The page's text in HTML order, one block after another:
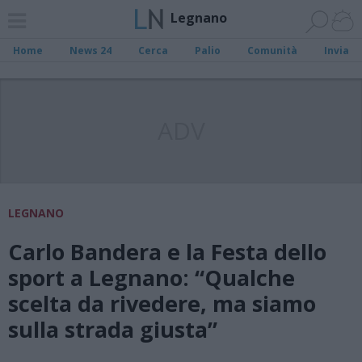
Legnano
Home News 24 Cerca Palio Comunità Invia
LEGNANO
Carlo Bandera e la Festa dello
sport a Legnano: “Qualche
scelta da rivedere, ma siamo
sulla strada giusta”